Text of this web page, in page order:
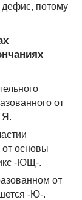
дефис, потому
от
Я.
основы
-ЮЩ-.
от
-Ю-.